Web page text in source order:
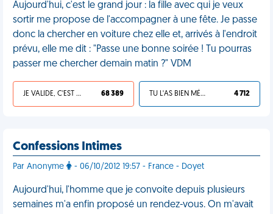
Aujourd'hui, c'est le grand jour : la fille avec qui je veux
sortir me propose de l'accompagner à une fête. Je passe
donc la chercher en voiture chez elle et, arrivés à l'endroit
prévu, elle me dit : "Passe une bonne soirée ! Tu pourras
passer me chercher demain matin ?" VDM
JE VALIDE, C'EST UNE VDM 68 389 TU L'AS BIEN MÉRITÉ 4 712
Confessions Intimes
Par Anonyme - 06/10/2012 19:57 - France - Doyet
Aujourd'hui, l'homme que je convoite depuis plusieurs
semaines m'a enfin proposé un rendez-vous. On m'avait